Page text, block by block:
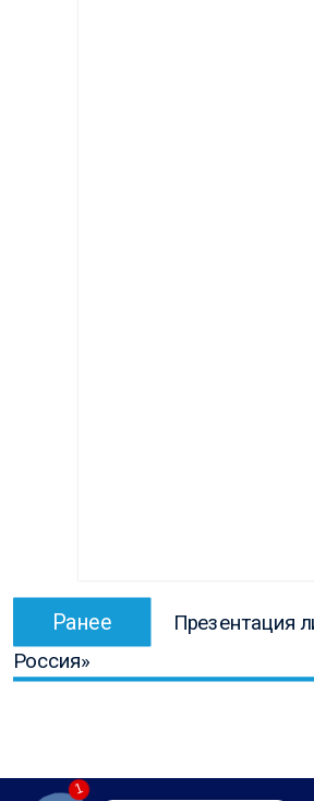
Навигация
записям
Ранее
запись:
Презентация
Россия»